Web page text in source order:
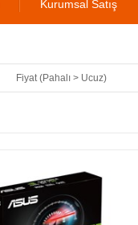
Kurumsal Satış
Fiyat (Pahalı > Ucuz)